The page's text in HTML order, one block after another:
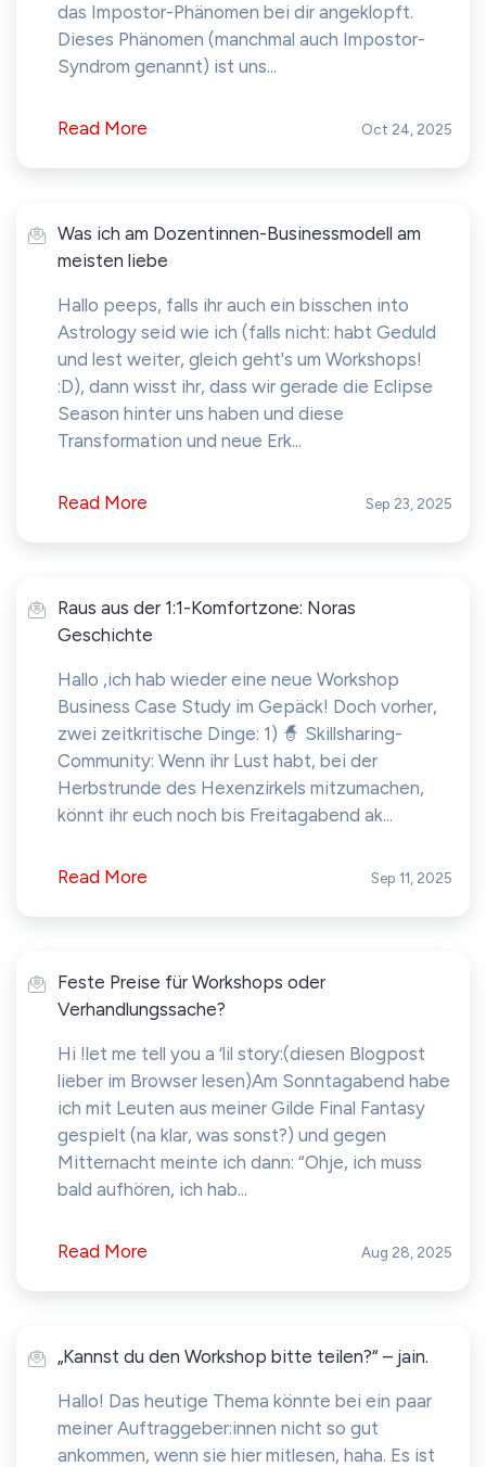
das Impostor-Phänomen bei dir angeklopft.
Dieses Phänomen (manchmal auch Impostor-
Syndrom genannt) ist uns...
Read More Oct 24, 2025
Was ich am Dozentinnen-Businessmodell am
meisten liebe
Hallo peeps, falls ihr auch ein bisschen into
Astrology seid wie ich (falls nicht: habt Geduld
und lest weiter, gleich geht's um Workshops!
:D), dann wisst ihr, dass wir gerade die Eclipse
Season hinter uns haben und diese
Transformation und neue Erk...
Read More Sep 23, 2025
Raus aus der 1:1-Komfortzone: Noras
Geschichte
Hallo ,ich hab wieder eine neue Workshop
Business Case Study im Gepäck! Doch vorher,
zwei zeitkritische Dinge: 1) 🧙 Skillsharing-
Community: Wenn ihr Lust habt, bei der
Herbstrunde des Hexenzirkels mitzumachen,
könnt ihr euch noch bis Freitagabend ak...
Read More Sep 11, 2025
Feste Preise für Workshops oder
Verhandlungssache?
Hi !let me tell you a ‘lil story:(diesen Blogpost
lieber im Browser lesen)Am Sonntagabend habe
ich mit Leuten aus meiner Gilde Final Fantasy
gespielt (na klar, was sonst?) und gegen
Mitternacht meinte ich dann: “Ohje, ich muss
bald aufhören, ich hab...
Read More Aug 28, 2025
„Kannst du den Workshop bitte teilen?“ – jain.
Hallo! Das heutige Thema könnte bei ein paar
meiner Auftraggeber:innen nicht so gut
ankommen, wenn sie hier mitlesen, haha. Es ist